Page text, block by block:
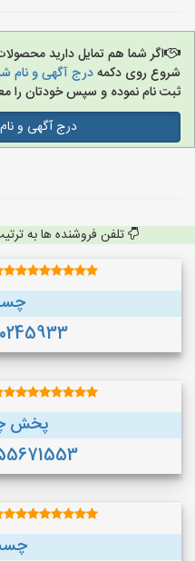
اگر شما هم تمایل دارید
شروع روی دکمهدرج آگهی و نام
ثبت نام نموده و سپس خودتان را
درج آگهی و
تلفن فروشنده ها به
چسب
پخش
چسب